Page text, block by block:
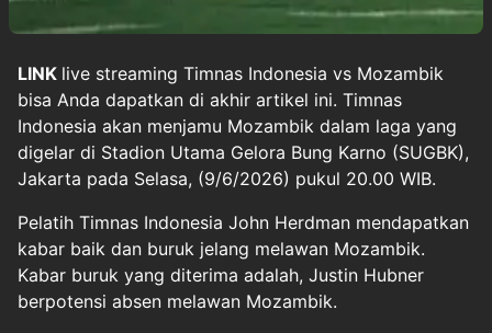
LINK live streaming Timnas Indonesia vs Mozambik
bisa Anda dapatkan di akhir artikel ini. Timnas
Indonesia akan menjamu Mozambik dalam laga yang
digelar di Stadion Utama Gelora Bung Karno (SUGBK),
Jakarta pada Selasa, (9/6/2026) pukul 20.00 WIB.
Pelatih Timnas Indonesia John Herdman mendapatkan
kabar baik dan buruk jelang melawan Mozambik.
Kabar buruk yang diterima adalah, Justin Hubner
berpotensi absen melawan Mozambik.